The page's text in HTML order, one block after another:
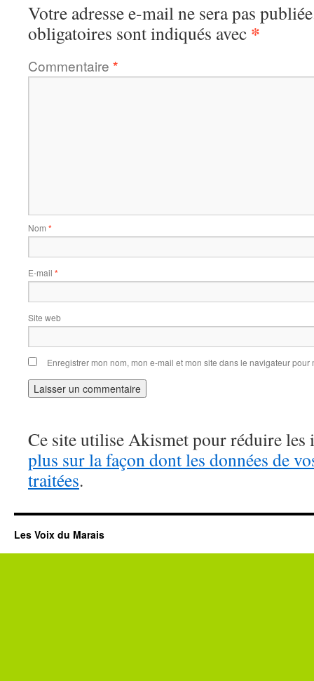
Votre adresse e-mail ne sera pas
obligatoires sont indiqués avec *
Commentaire *
Nom *
E-mail *
Site web
Enregistrer mon nom, mon e-mail et mon site dans le navigateur
Ce site utilise Akismet pour réduire les
plus sur la façon dont les données de
traitées.
Les Voix du Marais